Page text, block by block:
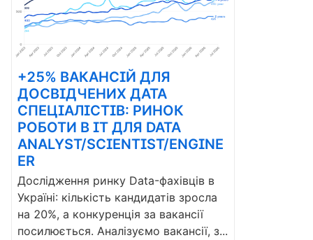
+25% ВАКАНСІЙ ДЛЯ
ДОСВІДЧЕНИХ ДАТА
СПЕЦІАЛІСТІВ: РИНОК
РОБОТИ В ІТ ДЛЯ DATA
ANALYST/SCIENTIST/ENGINE
ER
Дослідження ринку Data-фахівців в
Україні: кількість кандидатів зросла
на 20%, а конкуренція за вакансії
посилюється. Аналізуємо вакансії, з...